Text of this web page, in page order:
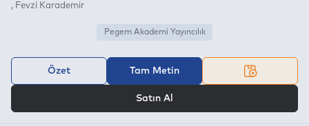
Fevzi Karademir
Pegem Akademi Yayıncılık
Özet Tam Metin
Satın Al